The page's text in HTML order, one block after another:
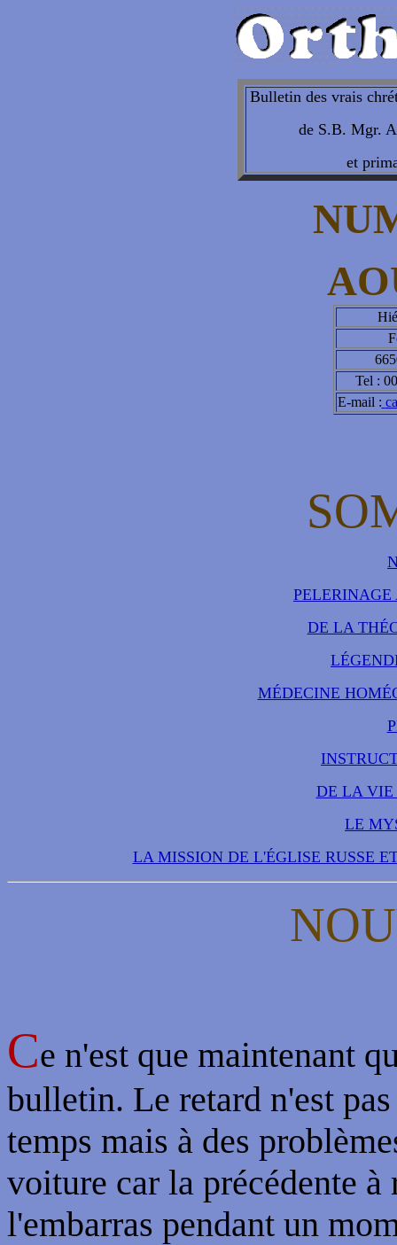
Bulletin des vrais
de S.B. Mgr.
et
Tel :
E-mail :
DE LA
MÉDECINE
DE LA
LE
LA MISSION DE L'ÉGLISE RUSSE
Ce n'est que maintenant
bulletin. Le retard n'est
temps mais à des
voiture car la précédente
l'embarras pendant un